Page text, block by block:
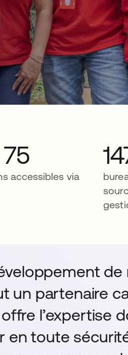
accessibles via
de
un partenaire
l’expertise
en toute